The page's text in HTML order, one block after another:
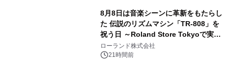
8月8日は音楽シーンに革新をもたらし
た 伝説のリズムマシン「TR-808」を
祝う日 ～Roland Store Tokyoで実機
を展示しての 記念キャンペーンを開
催 英国ラジオ「NTS」の 特別プログ
ローランド株式会社
21時間前